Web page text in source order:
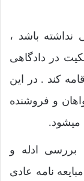
باشد ،
در دادگاهی
کند . در این
و فروشنده
میشود.
بررسی ادله و
نامه عادی